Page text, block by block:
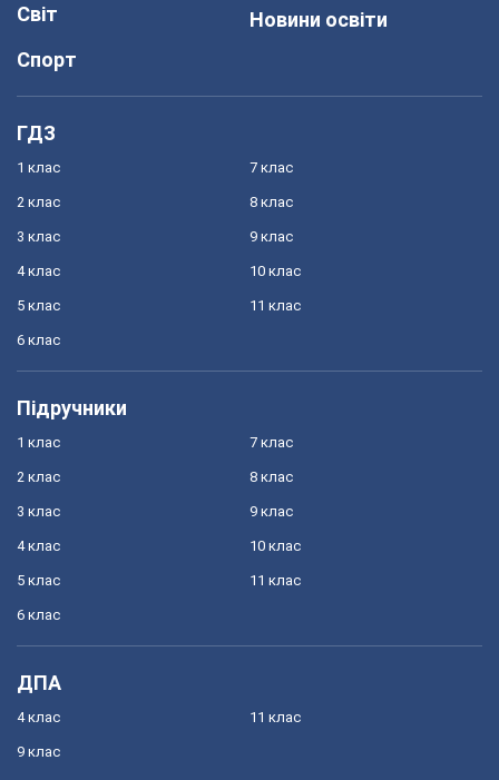
Світ
Спорт
Новини освіти
ГДЗ
1 клас
2 клас
3 клас
4 клас
5 клас
6 клас
7 клас
8 клас
9 клас
10 клас
11 клас
Підручники
1 клас
2 клас
3 клас
4 клас
5 клас
6 клас
7 клас
8 клас
9 клас
10 клас
11 клас
ДПА
4 клас
9 клас
11 клас